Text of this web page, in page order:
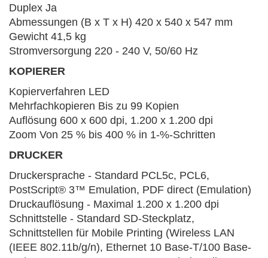
Duplex Ja
Abmessungen (B x T x H) 420 x 540 x 547 mm
Gewicht 41,5 kg
Stromversorgung 220 - 240 V, 50/60 Hz
KOPIERER
Kopierverfahren LED
Mehrfachkopieren Bis zu 99 Kopien
Auflösung 600 x 600 dpi, 1.200 x 1.200 dpi
Zoom Von 25 % bis 400 % in 1-%-Schritten
DRUCKER
Druckersprache - Standard PCL5c, PCL6,
PostScript® 3™ Emulation, PDF direct (Emulation)
Druckauflösung - Maximal 1.200 x 1.200 dpi
Schnittstelle - Standard SD-Steckplatz,
Schnittstellen für Mobile Printing (Wireless LAN
(IEEE 802.11b/g/n), Ethernet 10 Base-T/100 Base-